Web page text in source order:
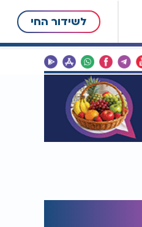
לשידור החי